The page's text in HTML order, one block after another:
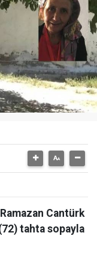
Cantürk
tahta sopayla